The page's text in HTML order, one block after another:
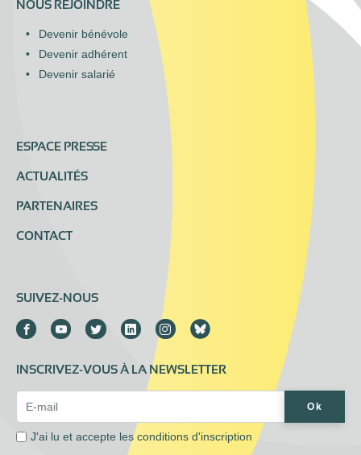
NOUS REJOINDRE
Devenir bénévole
Devenir adhérent
Devenir salarié
ESPACE PRESSE
ACTUALITÉS
PARTENAIRES
CONTACT
SUIVEZ-NOUS
INSCRIVEZ-VOUS À LA NEWSLETTER
Ok
J'ai lu et accepte lesconditions d'inscription